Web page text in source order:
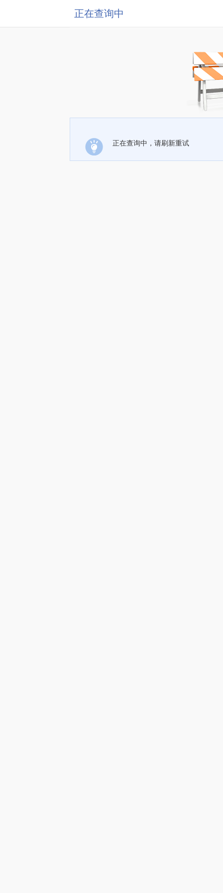
正在查询中
正在查询中，请刷新重试